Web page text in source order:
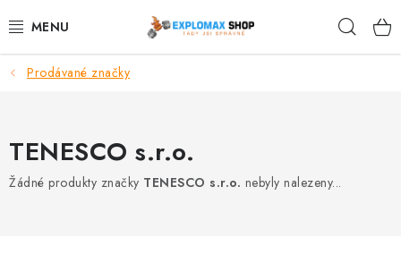
na
%AKCE
Prodávané značky
TENESCO s.r.o.
Žádné produkty značky TENESCO s.r.o. nebyly nalezeny...